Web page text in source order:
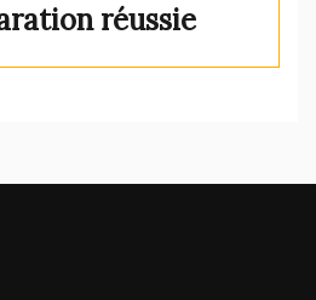
réussie